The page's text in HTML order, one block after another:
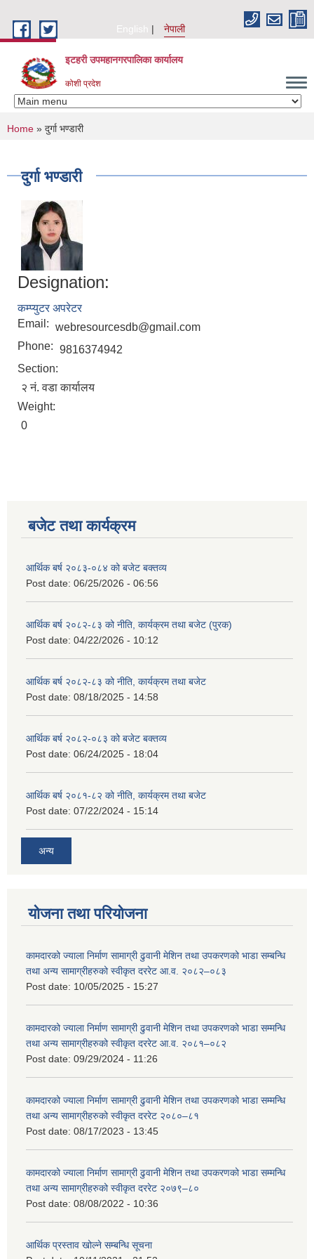
English
नेपाली
इटहरी उपमहानगरपालिका कार्यालय
कोशी प्रदेश
You are here
Home » दुर्गा भण्डारी
दुर्गा भण्डारी
Designation:
कम्प्युटर अपरेटर
Email: webresourcesdb@gmail.com
Phone: 9816374942
Section:
२ नं. वडा कार्यालय
Weight:
0
बजेट तथा कार्यक्रम
आर्थिक बर्ष २०८३-०८४ को बजेट बक्तव्य
Post date: 06/25/2026 - 06:56
आर्थिक बर्ष २०८२-८३ को नीति, कार्यक्रम तथा बजेट (पुरक)
Post date: 04/22/2026 - 10:12
आर्थिक बर्ष २०८२-८३ को नीति, कार्यक्रम तथा बजेट
Post date: 08/18/2025 - 14:58
आर्थिक बर्ष २०८२-०८३ को बजेट बक्तव्य
Post date: 06/24/2025 - 18:04
आर्थिक बर्ष २०८१-८२ को नीति, कार्यक्रम तथा बजेट
Post date: 07/22/2024 - 15:14
अन्य
योजना तथा परियोजना
कामदारको ज्याला निर्माण सामाग्री ढुवानी मेशिन तथा उपकरणको भाडा सम्बन्धि
तथा अन्य सामाग्रीहरुको स्वीकृत दररेट आ.व. २०८२–०८३
Post date: 10/05/2025 - 15:27
कामदारको ज्याला निर्माण सामाग्री ढुवानी मेशिन तथा उपकरणको भाडा सम्मन्धि
तथा अन्य सामाग्रीहरुको स्वीकृत दररेट आ.व. २०८१–०८२
Post date: 09/29/2024 - 11:26
कामदारको ज्याला निर्माण सामाग्री ढुवानी मेशिन तथा उपकरणको भाडा सम्मन्धि
तथा अन्य सामाग्रीहरुको स्वीकृत दररेट २०८०–८१
Post date: 08/17/2023 - 13:45
कामदारको ज्याला निर्माण सामाग्री ढुवानी मेशिन तथा उपकरणको भाडा सम्मन्धि
तथा अन्य सामाग्रीहरुको स्वीकृत दररेट २०७९–८०
Post date: 08/08/2022 - 10:36
आर्थिक प्रस्ताव खोल्ने सम्बन्धि सूचना